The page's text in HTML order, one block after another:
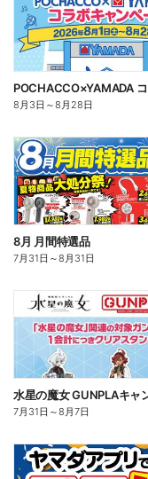
8月3日 ～8月28日
8月 月間特選品
7月31日 ～8月31日
水星の魔女 GUNPLAキャ
7月31日 ～8月7日